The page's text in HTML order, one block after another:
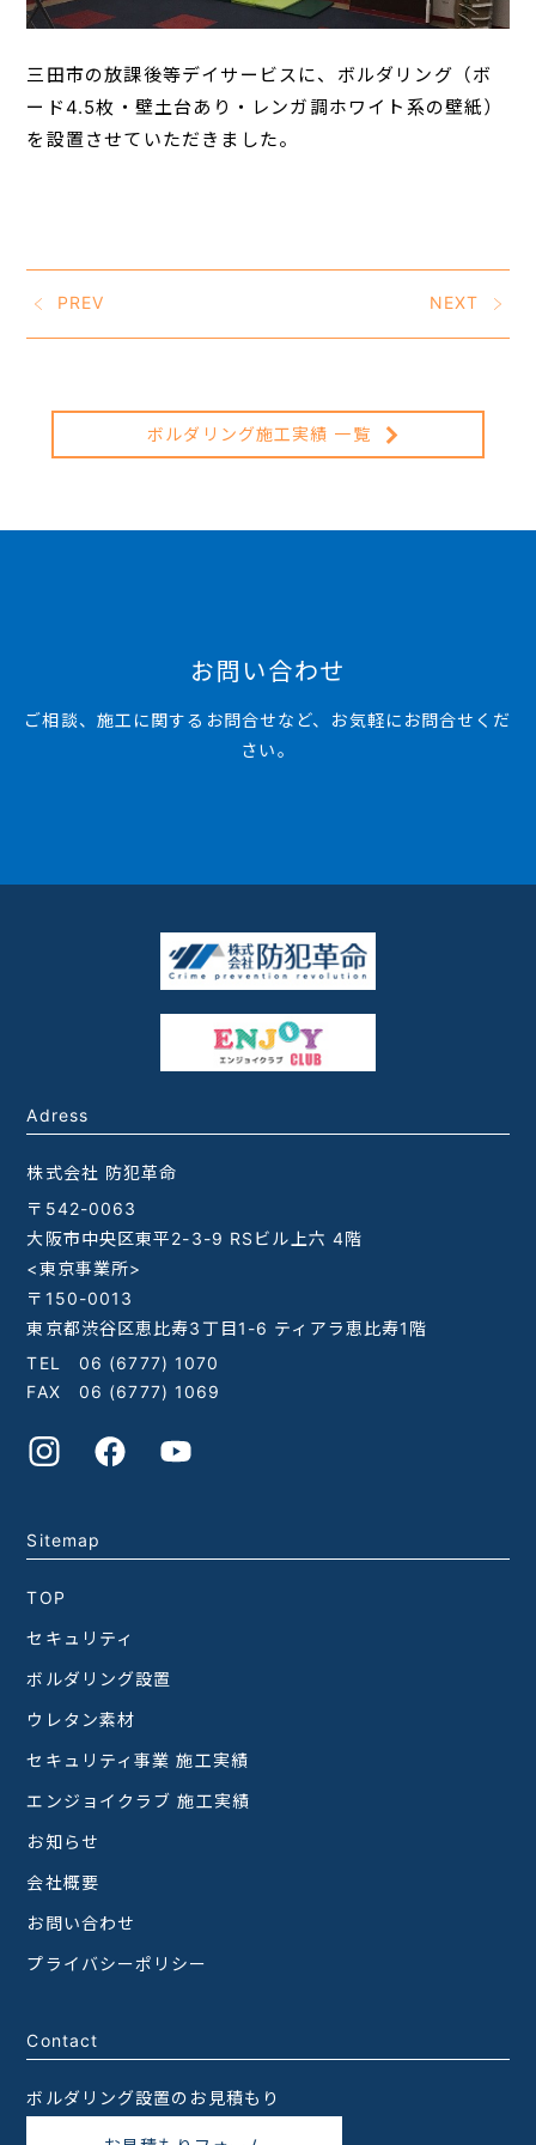
三田市の放課後等デイサービスに、ボルダリング（ボ
ード4.5枚・壁土台あり・レンガ調ホワイト系の壁紙）
を設置させていただきました。
PREV NEXT
ボルダリング施工実績 一覧
お問い合わせ
ご相談、施工に関するお問合せなど、お気軽にお問合せくだ
さい。
Adress
株式会社 防犯革命
〒542-0063
大阪市中央区東平2-3-9 RSビル上六 4階
<東京事業所>
〒150-0013
東京都渋谷区恵比寿3丁目1-6 ティアラ恵比寿1階
TEL 06 (6777) 1070
FAX 06 (6777) 1069
Sitemap
TOP
セキュリティ
ボルダリング設置
ウレタン素材
セキュリティ事業 施工実績
エンジョイクラブ 施工実績
お知らせ
会社概要
お問い合わせ
プライバシーポリシー
Contact
ボルダリング設置のお見積もり